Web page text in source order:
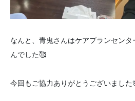
なんと、青鬼さんはケアプランセン
んでした🥰
今回もご協力ありがとうございました